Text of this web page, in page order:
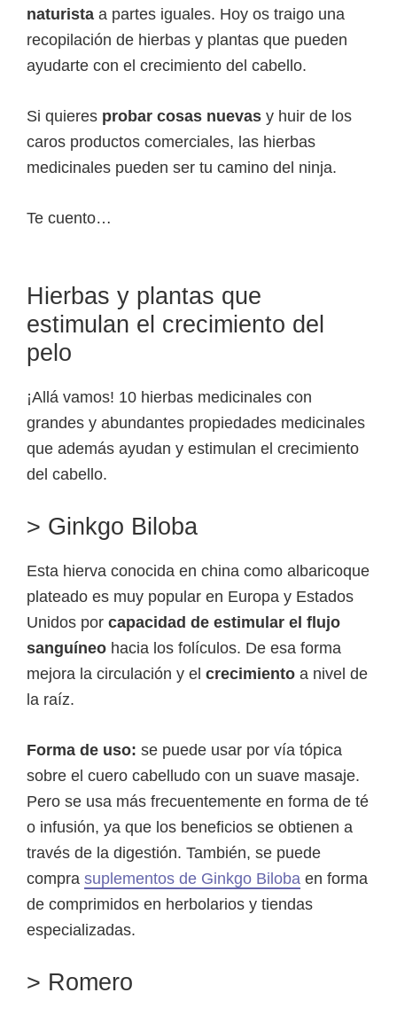
naturista a partes iguales. Hoy os traigo una
recopilación de hierbas y plantas que pueden
ayudarte con el crecimiento del cabello.
Si quieres probar cosas nuevas y huir de los
caros productos comerciales, las hierbas
medicinales pueden ser tu camino del ninja.
Te cuento…
Hierbas y plantas que
estimulan el crecimiento del
pelo
¡Allá vamos! 10 hierbas medicinales con
grandes y abundantes propiedades medicinales
que además ayudan y estimulan el crecimiento
del cabello.
> Ginkgo Biloba
Esta hierva conocida en china como albaricoque
plateado es muy popular en Europa y Estados
Unidos por capacidad de estimular el flujo
sanguíneo hacia los folículos. De esa forma
mejora la circulación y el crecimiento a nivel de
la raíz.
Forma de uso: se puede usar por vía tópica
sobre el cuero cabelludo con un suave masaje.
Pero se usa más frecuentemente en forma de té
o infusión, ya que los beneficios se obtienen a
través de la digestión. También, se puede
compra suplementos de Ginkgo Biloba en forma
de comprimidos en herbolarios y tiendas
especializadas.
> Romero